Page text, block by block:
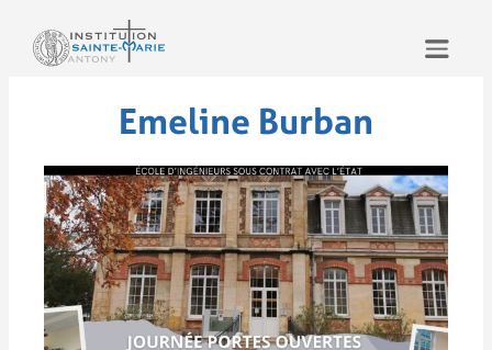
Emeline Burban